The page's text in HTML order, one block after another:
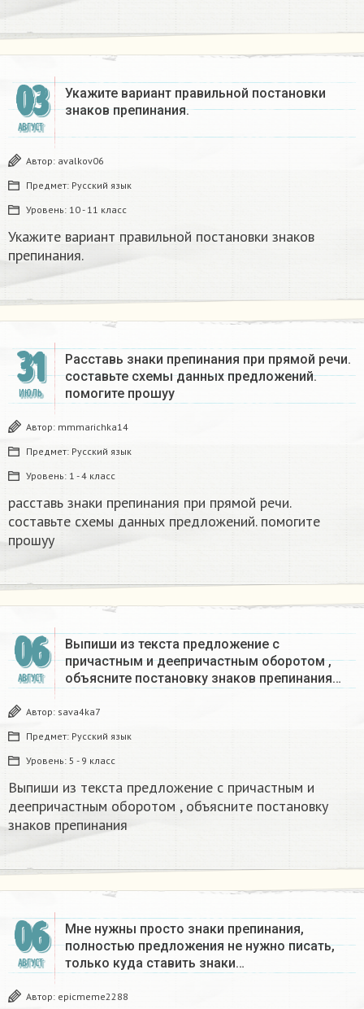
03
АВГУСТ
Укажите вариант правильной постановки
знаков препинания.​
Автор: avalkov06
Предмет: Русский язык
Уровень: 10 - 11 класс
Укажите вариант правильной постановки знаков
препинания.​
31
ИЮЛЬ
Расставь знаки препинания при прямой речи.
составьте схемы данных предложений.
помогите прошуу​
Автор: mmmarichka14
Предмет: Русский язык
Уровень: 1 - 4 класс
расставь знаки препинания при прямой речи.
составьте схемы данных предложений. помогите
прошуу​
06
АВГУСТ
Выпиши из текста предложение с
причастным и деепричастным оборотом ,
объясните постановку знаков препинания…
Автор: sava4ka7
Предмет: Русский язык
Уровень: 5 - 9 класс
Выпиши из текста предложение с причастным и
деепричастным оборотом , объясните постановку
знаков препинания ​
06
АВГУСТ
Мне нужны просто знаки препинания,
полностью предложения не нужно писать,
только куда ставить знаки…
Автор: epicmeme2288